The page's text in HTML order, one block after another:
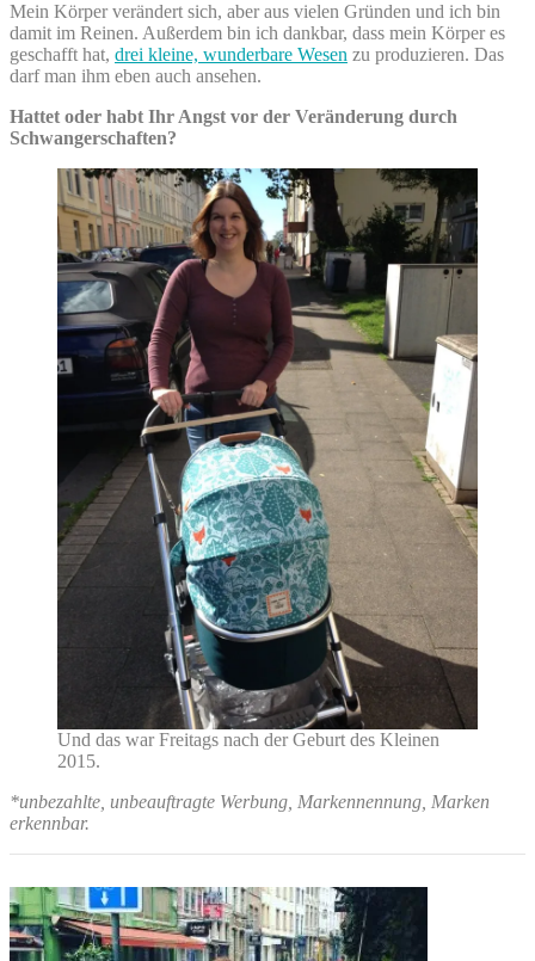
Mein Körper verändert sich, aber aus vielen Gründen und ich bin
damit im Reinen. Außerdem bin ich dankbar, dass mein Körper es
geschafft hat, drei kleine, wunderbare Wesen zu produzieren. Das
darf man ihm eben auch ansehen.
Hattet oder habt Ihr Angst vor der Veränderung durch
Schwangerschaften?
Und das war Freitags nach der Geburt des Kleinen
2015.
*unbezahlte, unbeauftragte Werbung, Markennennung, Marken
erkennbar.